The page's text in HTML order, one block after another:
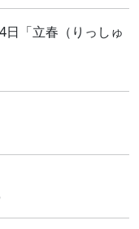
「立春（りっしゅ